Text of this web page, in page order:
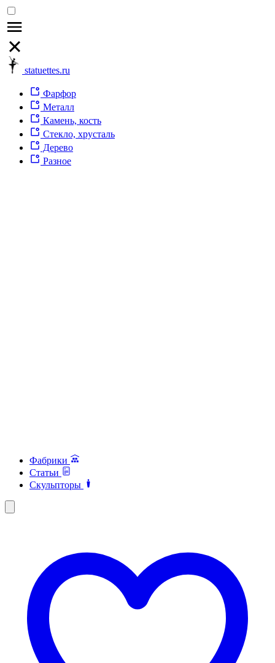
statuettes.ru
Фарфор
Металл
Камень, кость
Стекло, хрусталь
Дерево
Разное
Фабрики
Статьи
Скульпторы